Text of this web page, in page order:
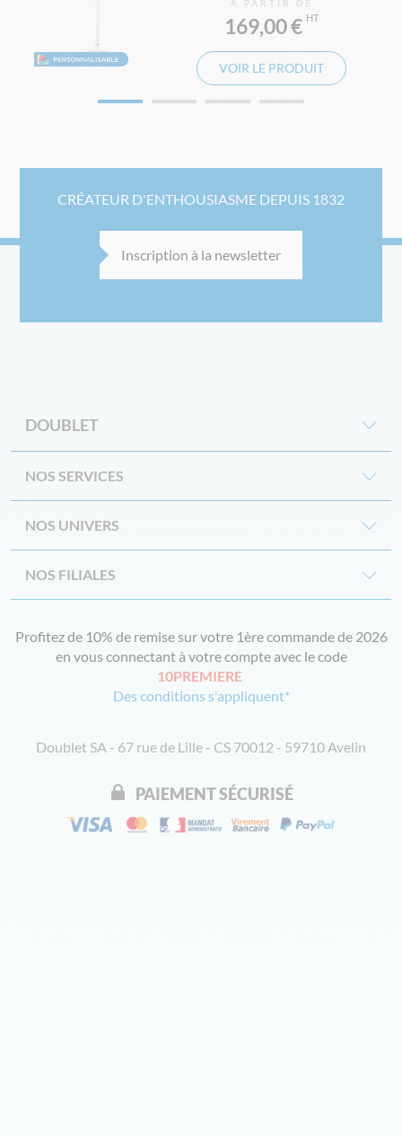
À PARTIR DE
169,00 €
VOIR LE PRODUIT
CRÉATEUR D'ENTHOUSIASME DEPUIS 1832
Inscription à la newsletter
DOUBLET
NOS SERVICES
NOS UNIVERS
NOS FILIALES
Profitez de 10% de remise sur votre 1ère commande de 2026
en vous connectant à votre compte avec le code
10PREMIERE
Des conditions s'appliquent*
Doublet SA - 67 rue de Lille - CS 70012 - 59710 Avelin
PAIEMENT SÉCURISÉ